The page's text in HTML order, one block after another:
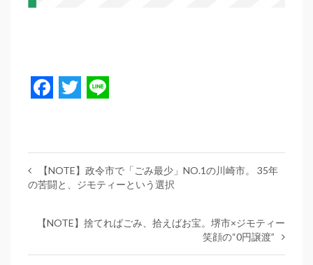
Facebook
Twitter
【NOTE】政令市で「ごみ最少」NO.1の川崎市。 35年
の苦闘と、ジモティーという選択
【NOTE】捨てればごみ、拾えばお宝。堺市×ジモティー
笑顔の“0円譲渡”